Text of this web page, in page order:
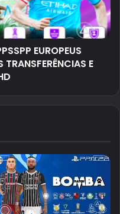
EUROPEUS
E